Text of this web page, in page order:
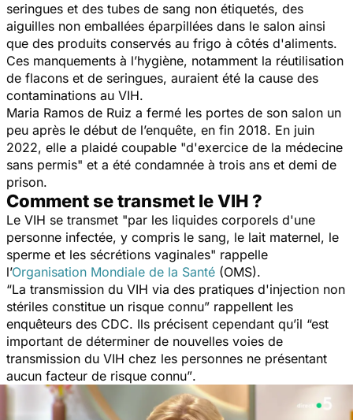
seringues et des tubes de sang non étiquetés, des
aiguilles non emballées éparpillées dans le salon ainsi
que des produits conservés au frigo à côtés d'aliments.
Ces manquements à l’hygiène, notamment la réutilisation
de flacons et de seringues, auraient été la cause des
contaminations au VIH.
Maria Ramos de Ruiz a fermé les portes de son salon un
peu après le début de l’enquête, en fin 2018. En juin
2022, elle a plaidé coupable "d'exercice de la médecine
sans permis" et a été condamnée à trois ans et demi de
prison.
Comment se transmet le VIH ?
Le VIH se transmet "par les liquides corporels d'une
personne infectée, y compris le sang, le lait maternel, le
sperme et les sécrétions vaginales" rappelle
l’Organisation Mondiale de la Santé (OMS).
“La transmission du VIH via des pratiques d'injection non
stériles constitue un risque connu” rappellent les
enquêteurs des CDC. Ils précisent cependant qu’il “est
important de déterminer de nouvelles voies de
transmission du VIH chez les personnes ne présentant
aucun facteur de risque connu”.